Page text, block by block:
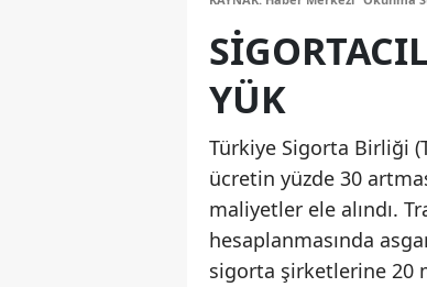
YÜK
Türkiye Sigorta Birliği
ücretin yüzde 30
maliyetler ele alındı.
hesaplanmasında
sigorta şirketlerine 20